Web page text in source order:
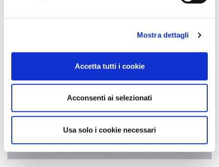
Mostra dettagli
Accetta tutti i cookie
Acconsenti ai selezionati
Usa solo i cookie necessari